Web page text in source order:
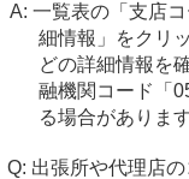
一覧表の「支店
細情報」をクリ
どの詳細情報を
融機関コード「
る場合があります
出張所や代理店